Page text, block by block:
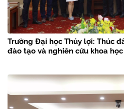
Trường Đại học Thủy lợi: Thúc
đào tạo và nghiên cứu khoa học